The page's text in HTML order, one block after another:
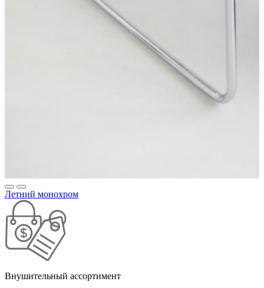
Летний монохром
Внушительный ассортимент